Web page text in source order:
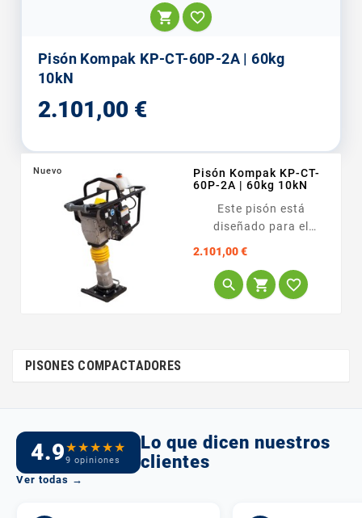
 
Pisón Kompak KP-CT-60P-2A | 60kg
10kN
2.101,00 €Precio
Nuevo
Pisón Kompak KP-CT-
60P-2A | 60kg 10kN
Este pisón está
diseñado para el
contratista que trabaja
confinados, como
zanjas para tuberías o
2.101,00 €Precio
  
PISONES COMPACTADORES
4.9★★★★★
9 opiniones
Lo que dicen nuestros
clientes
Ver todas →